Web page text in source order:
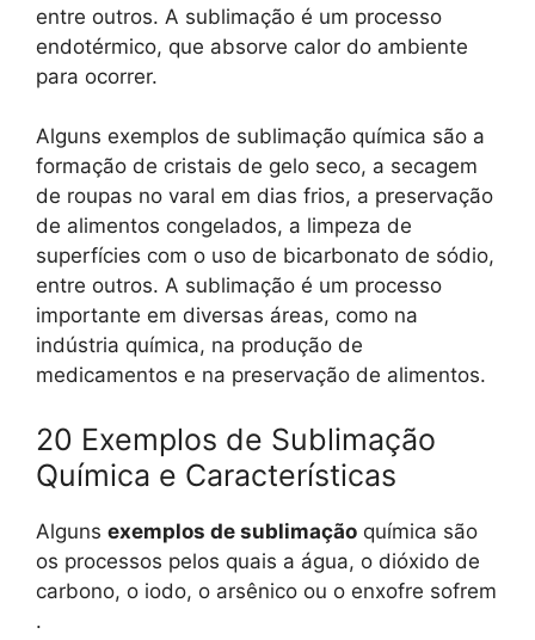
entre outros. A sublimação é um processo
endotérmico, que absorve calor do ambiente
para ocorrer.
Alguns exemplos de sublimação química são a
formação de cristais de gelo seco, a secagem
de roupas no varal em dias frios, a preservação
de alimentos congelados, a limpeza de
superfícies com o uso de bicarbonato de sódio,
entre outros. A sublimação é um processo
importante em diversas áreas, como na
indústria química, na produção de
medicamentos e na preservação de alimentos.
20 Exemplos de Sublimação
Química e Características
Alguns exemplos de sublimação química são
os processos pelos quais a água, o dióxido de
carbono, o iodo, o arsênico ou o enxofre sofrem
.